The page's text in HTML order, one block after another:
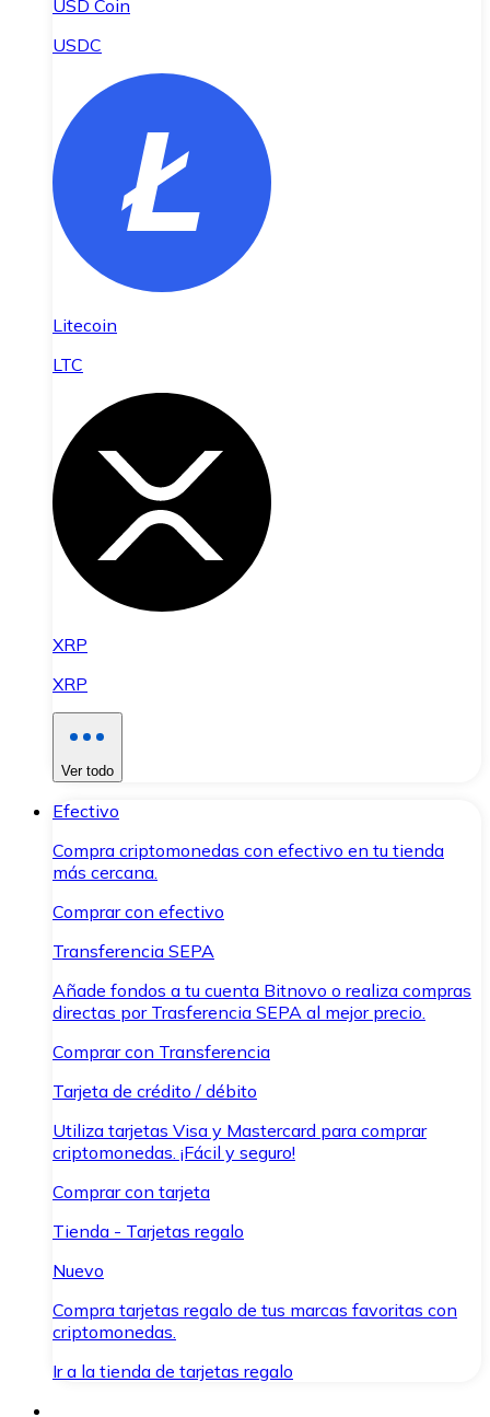
USD Coin
USDC
Litecoin
LTC
XRP
XRP
Ver todo
Efectivo
Compra criptomonedas con efectivo en tu tienda
más cercana.
Comprar con efectivo
Transferencia SEPA
Añade fondos a tu cuenta Bitnovo o realiza compras
directas por Trasferencia SEPA al mejor precio.
Comprar con Transferencia
Tarjeta de crédito / débito
Utiliza tarjetas Visa y Mastercard para comprar
criptomonedas. ¡Fácil y seguro!
Comprar con tarjeta
Tienda - Tarjetas regalo
Nuevo
Compra tarjetas regalo de tus marcas favoritas con
criptomonedas.
Ir a la tienda de tarjetas regalo